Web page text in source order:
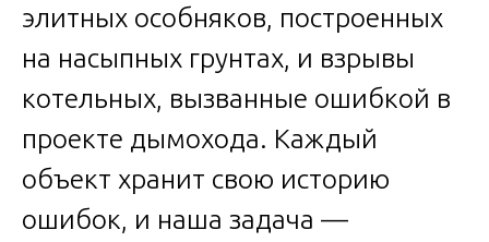
элитных особняков, построенных
на насыпных грунтах, и взрывы
котельных, вызванные ошибкой в
проекте дымохода. Каждый
объект хранит свою историю
ошибок, и наша задача —